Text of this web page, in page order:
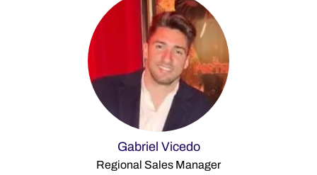
Gabriel Vicedo
Regional Sales Manager